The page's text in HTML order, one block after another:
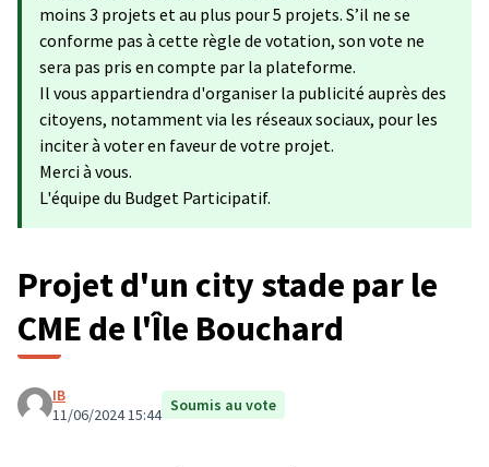
moins 3 projets et au plus pour 5 projets. S’il ne se
conforme pas à cette règle de votation, son vote ne
sera pas pris en compte par la plateforme.
Il vous appartiendra d'organiser la publicité auprès des
citoyens, notamment via les réseaux sociaux, pour les
inciter à voter en faveur de votre projet.
Merci à vous.
L'équipe du Budget Participatif.
Projet d'un city stade par le
CME de l'Île Bouchard
IB
11/06/2024 15:44 Soumis au vote